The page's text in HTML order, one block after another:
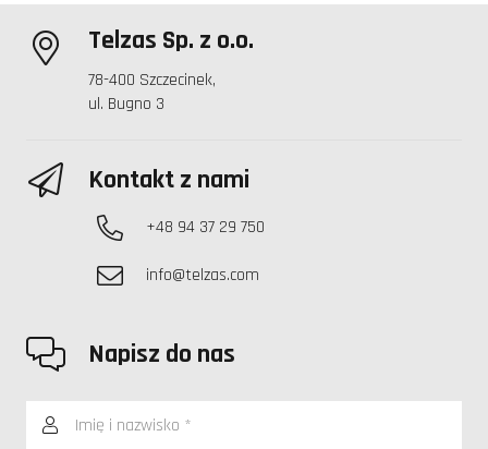
Telzas Sp. z o.o.
78-400 Szczecinek,
ul. Bugno 3
Kontakt z nami
+48 94 37 29 750
info@telzas.com
Napisz do nas